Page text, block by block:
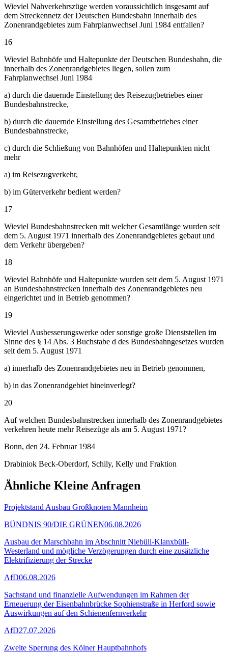
Wieviel Nahverkehrszüge werden voraussichtlich insgesamt auf
dem Streckennetz der Deutschen Bundesbahn innerhalb des
Zonenrandgebietes zum Fahrplanwechsel Juni 1984 entfallen?
16
Wieviel Bahnhöfe und Haltepunkte der Deutschen Bundesbahn, die
innerhalb des Zonenrandgebietes liegen, sollen zum
Fahrplanwechsel Juni 1984
a) durch die dauernde Einstellung des Reisezugbetriebes einer
Bundesbahnstrecke,
b) durch die dauernde Einstellung des Gesamtbetriebes einer
Bundesbahnstrecke,
c) durch die Schließung von Bahnhöfen und Haltepunkten nicht
mehr
a) im Reisezugverkehr,
b) im Güterverkehr bedient werden?
17
Wieviel Bundesbahnstrecken mit welcher Gesamtlänge wurden seit
dem 5. August 1971 innerhalb des Zonenrandgebietes gebaut und
dem Verkehr übergeben?
18
Wieviel Bahnhöfe und Haltepunkte wurden seit dem 5. August 1971
an Bundesbahnstrecken innerhalb des Zonenrandgebietes neu
eingerichtet und in Betrieb genommen?
19
Wieviel Ausbesserungswerke oder sonstige große Dienststellen im
Sinne des § 14 Abs. 3 Buchstabe d des Bundesbahngesetzes wurden
seit dem 5. August 1971
a) innerhalb des Zonenrandgebietes neu in Betrieb genommen,
b) in das Zonenrandgebiet hineinverlegt?
20
Auf welchen Bundesbahnstrecken innerhalb des Zonenrandgebietes
verkehren heute mehr Reisezüge als am 5. August 1971?
Bonn, den 24. Februar 1984
Drabiniok Beck-Oberdorf, Schily, Kelly und Fraktion
Ähnliche Kleine Anfragen
Projektstand Ausbau Großknoten Mannheim
BÜNDNIS 90/DIE GRÜNEN06.08.2026
Ausbau der Marschbahn im Abschnitt Niebüll-Klanxbüll-
Westerland und mögliche Verzögerungen durch eine zusätzliche
Elektrifizierung der Strecke
AfD06.08.2026
Sachstand und finanzielle Aufwendungen im Rahmen der
Erneuerung der Eisenbahnbrücke Sophienstraße in Herford sowie
Auswirkungen auf den Schienenfernverkehr
AfD27.07.2026
Zweite Sperrung des Kölner Hauptbahnhofs